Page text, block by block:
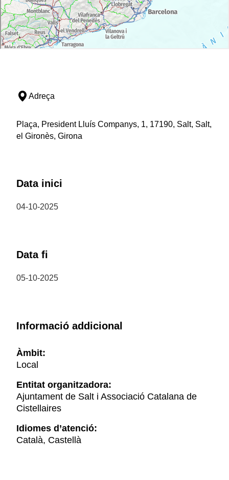
Adreça
Plaça, President Lluís Companys, 1, 17190, Salt, Salt,
el Gironès, Girona
Data inici
04-10-2025
Data fi
05-10-2025
Informació addicional
Àmbit:
Local
Entitat organitzadora:
Ajuntament de Salt i Associació Catalana de
Cistellaires
Idiomes d’atenció:
Català, Castellà